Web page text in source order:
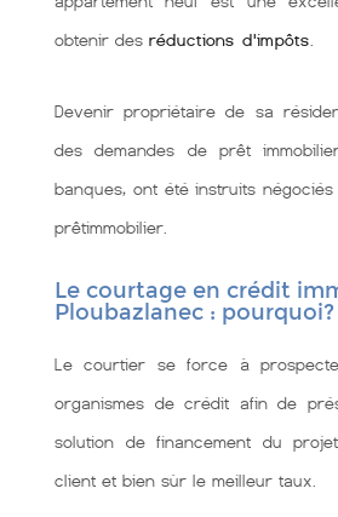
obtenir des réductions d'impôts
Devenir propriétaire de sa
des demandes de prêt
banques, ont été instruits
prêtimmobilier.
Le courtage en crédit
Ploubazlanec : pourquoi?
Le courtier se force à
organismes de crédit afin de
solution de financement du
client et bien sùr le meilleur taux.